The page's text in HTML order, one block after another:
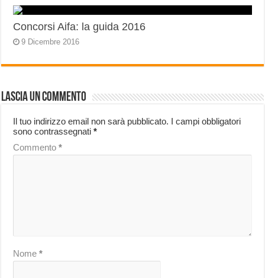
Concorsi Aifa: la guida 2016
9 Dicembre 2016
Lascia un commento
Il tuo indirizzo email non sarà pubblicato. I campi obbligatori
sono contrassegnati*
Commento*
Nome*